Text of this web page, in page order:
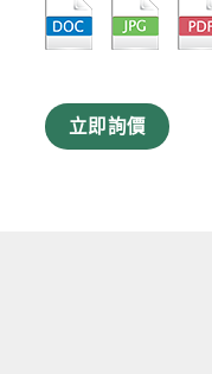
立即詢價